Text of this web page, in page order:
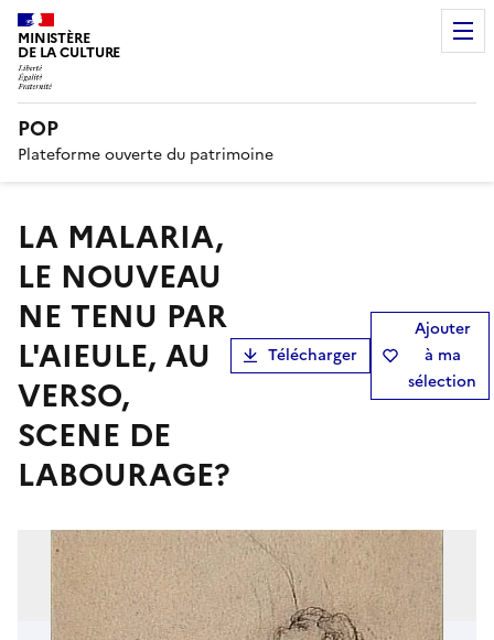
MINISTÈRE
DE LA CULTURE
POP
Plateforme ouverte du patrimoine
LA MALARIA,
LE NOUVEAU
NE TENU PAR
L'AIEULE, AU
VERSO,
SCENE DE
LABOURAGE?
Télécharger
Ajouter
à ma
sélection